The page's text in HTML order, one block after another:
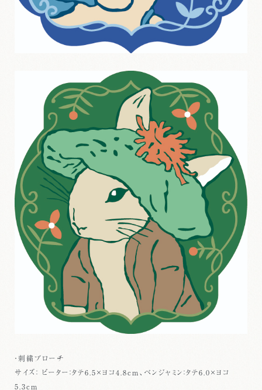
・刺繍ブローチ
サイズ： ピーター：タテ6.5×ヨコ4.8cm、ベンジャミン：タテ6.0×ヨコ
5.3cm